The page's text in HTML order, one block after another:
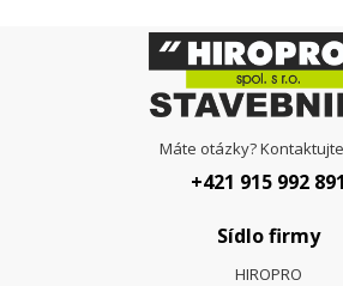
Máte otázky?
+421 915 992 891
Sídlo firmy
HIROPRO